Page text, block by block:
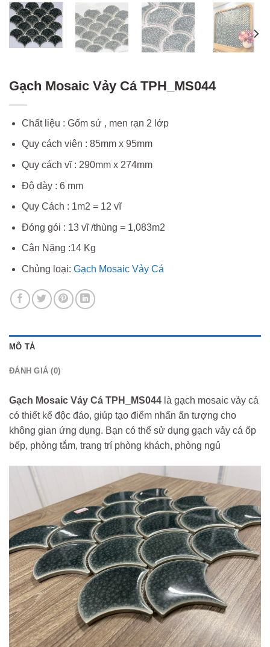
Gạch Mosaic Vảy Cá TPH_MS044
Chất liệu : Gốm sứ , men rạn 2 lớp
Quy cách viên : 85mm x 95mm
Quy cách vĩ : 290mm x 274mm
Độ dày : 6 mm
Quy Cách : 1m2 = 12 vĩ
Đóng gói : 13 vĩ /thùng = 1,083m2
Cân Nặng :14 Kg
Chủng loại: Gạch Mosaic Vảy Cá
MÔ TẢ
ĐÁNH GIÁ (0)
Gạch Mosaic Vảy Cá TPH_MS044 là gạch mosaic vảy cá
có thiết kế độc đáo, giúp tạo điểm nhấn ấn tượng cho
không gian ứng dụng. Bạn có thể sử dụng gạch vảy cá ốp
bếp, phòng tắm, trang trí phòng khách, phòng ngủ